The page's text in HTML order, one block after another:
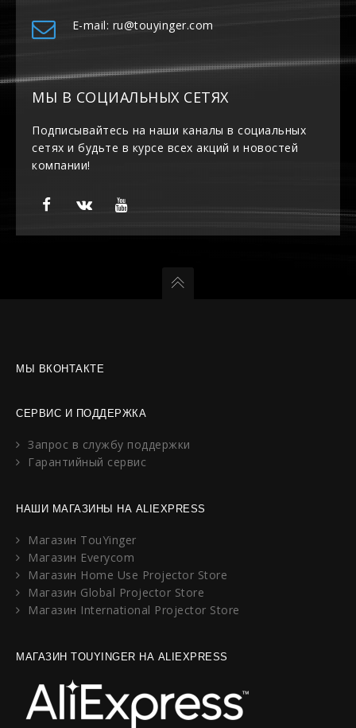
E-mail: ru@touyinger.com
МЫ В СОЦИАЛЬНЫХ СЕТЯХ
Подписывайтесь на наши каналы в социальных
сетях и будьте в курсе всех акций и новостей
компании!
МЫ ВКОНТАКТЕ
СЕРВИС И ПОДДЕРЖКА
Запрос в службу поддержки
Гарантийный сервис
НАШИ МАГАЗИНЫ НА ALIEXPRESS
Магазин TouYinger
Магазин Everycom
Магазин Home Use Projector Store
Магазин Global Projector Store
Магазин International Projector Store
МАГАЗИН TOUYINGER НА ALIEXPRESS